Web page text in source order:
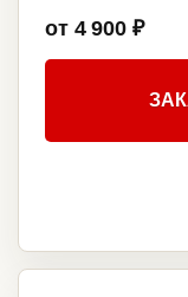
от 4 900 ₽